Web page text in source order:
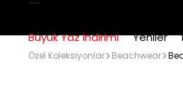
Büyük Yaz İndirimi Yeniler
Özel Koleksiyonlar Beachwear